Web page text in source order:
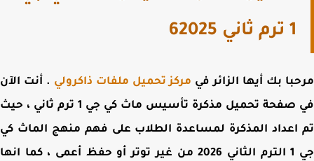
بك أيها الزائر فيمركز تحميل ملفات ذاكرولي. أنت الآن
صفحةتحميل مذكرة تأسيس ماث كي جي 1 ترم ثاني ،
حيث
اعداد المذكرة لمساعدة الطلاب على فهم منهج الماث كي
جي 1 الترم الثاني 2026 من غير توتر أو حفظ أعمى ، كما انها